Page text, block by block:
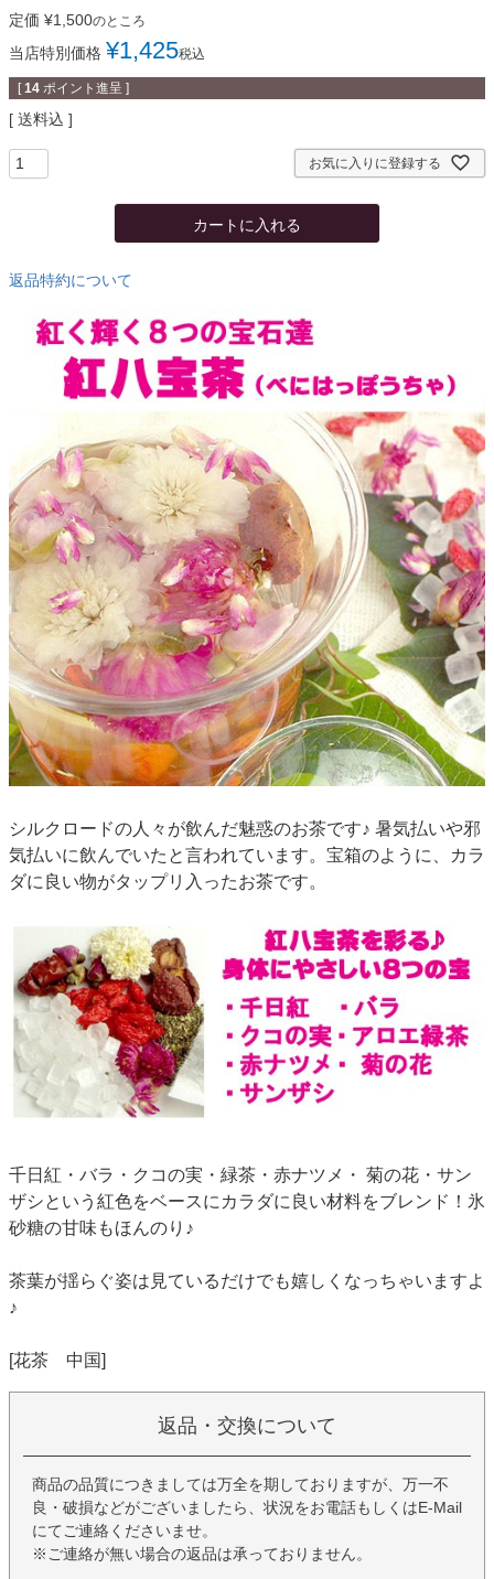
定価 ¥1,500のところ
当店特別価格 ¥1,425税込
[ 14 ポイント進呈 ]
送料込
お気に入りに登録する
カートに入れる
返品特約について
シルクロードの人々が飲んだ魅惑のお茶です♪ 暑気払いや邪
気払いに飲んでいたと言われています。宝箱のように、カラ
ダに良い物がタップリ入ったお茶です。
千日紅・バラ・クコの実・緑茶・赤ナツメ・ 菊の花・サン
ザシという紅色をベースにカラダに良い材料をブレンド！氷
砂糖の甘味もほんのり♪
茶葉が揺らぐ姿は見ているだけでも嬉しくなっちゃいますよ
♪
[花茶 中国]
返品・交換について
商品の品質につきましては万全を期しておりますが、万一不
良・破損などがございましたら、状況をお電話もしくはE-Mail
にてご連絡くださいませ。
※ご連絡が無い場合の返品は承っておりません。